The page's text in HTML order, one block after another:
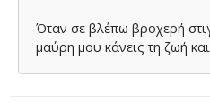
Όταν σε βλέπω βροχερή
µαύρη µου κάνεις τη ζωή